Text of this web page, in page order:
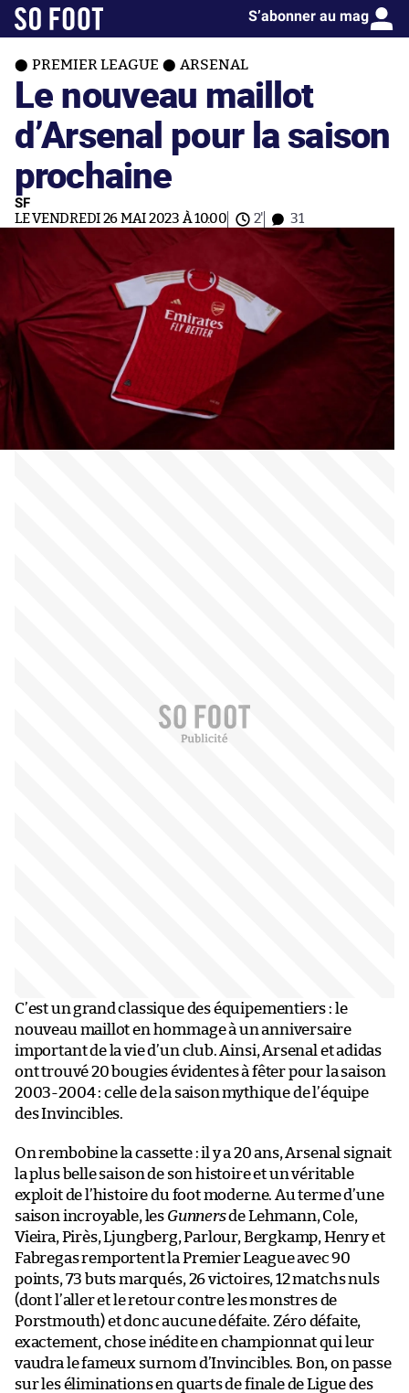
S’abonner au mag
PREMIER LEAGUE ARSENAL
Le nouveau maillot
d’Arsenal pour la saison
prochaine
SF
LE VENDREDI 26 MAI 2023 À 10:00 2' 31
C’est un grand classique des équipementiers : le
nouveau maillot en hommage à un anniversaire
important de la vie d’un club. Ainsi, Arsenal et adidas
ont trouvé 20 bougies évidentes à fêter pour la saison
2003-2004 : celle de la saison mythique de l’équipe
des Invincibles.
On rembobine la cassette : il y a 20 ans, Arsenal signait
la plus belle saison de son histoire et un véritable
exploit de l’histoire du foot moderne. Au terme d’une
saison incroyable, les Gunnersde Lehmann, Cole,
Vieira, Pirès, Ljungberg, Parlour, Bergkamp, Henry et
Fabregas remportent la Premier League avec 90
points, 73 buts marqués, 26 victoires, 12 matchs nuls
(dont l’aller et le retour contre les monstres de
Porstmouth) et donc aucune défaite. Zéro défaite,
exactement, chose inédite en championnat qui leur
vaudra le fameux surnom d’Invincibles. Bon, on passe
sur les éliminations en quarts de finale de Ligue des